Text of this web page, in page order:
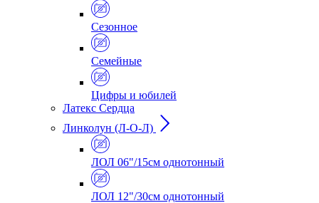
Сезонное
Семейные
Цифры и юбилей
Латекс Сердца
Линколун (Л-О-Л)
ЛОЛ 06"/15см однотонный
ЛОЛ 12"/30см однотонный